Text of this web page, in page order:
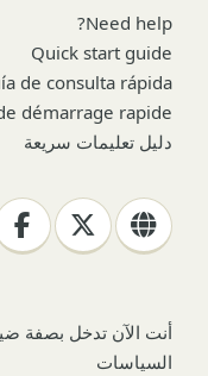
Need help?
Quick start guide
de consulta rápida
démarrage rapide
دليل تعليمات سريعة
أنت الآن تدخل بصفة
السياسات